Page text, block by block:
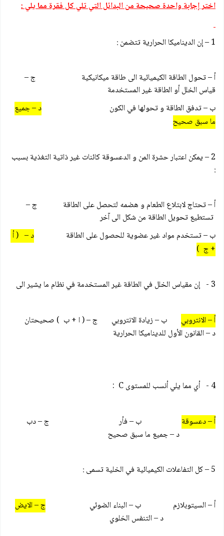
اختر إجابة واحدة صحيحة من البدائل التي تلي كل فقرة مما يلي :
1 – إن الديناميكا الحرارية تتضمن :
أ – تحول الطاقة الكيميائية الى طاقة ميكانيكية ج –
قياس الخلل أو الطاقة غير المستخدمة
ب – تدفق الطاقة و تحولها في الكون د – جميع
ما سبق صحيح
2 – يمكن اعتبار حشرة المن و الدعسوقة كائنات غير ذاتية التغذية بسبب
:
أ – تحتاج لابتلاع الطعام و هضمه لتحصل على الطاقة ج –
تستطيع تحويل الطاقة من شكل الى آخر
ب – تستخدم مواد غير عضوية للحصول على الطاقة د – ( أ
+ ج )
3 - إن مقياس الخلل في الطاقة غير المستخدمة في نظام ما يشير الى
أ – الانتروبي ب – زيادة الانتروبي ج – ( ا + ب ) صحيحتان
د – القانون الأول للديناميكا الحرارية
4 - أي مما يلي أنسب للمستوى C :
أ – دعسوقة ب – فأر ج – دب
د – جميع ما سبق صحيح
5 – كل التفاعلات الكيميائية في الخلية تسمى :
أ – السيتوبلازم ب – البناء الضوئي ج – الايض
د – التنفس الخلوي